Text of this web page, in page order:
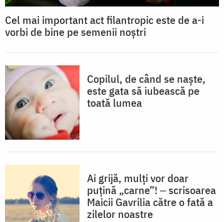
Cel mai important act filantropic este de a-i
vorbi de bine pe semenii noștri
Copilul, de când se naște,
este gata să iubească pe
toată lumea
Ai grijă, mulți vor doar
puțină „carne”! ‒ scrisoarea
Maicii Gavrilia către o fată a
zilelor noastre